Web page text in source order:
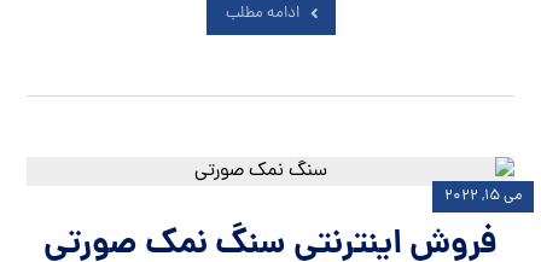
ادامه مطلب
فروش اینترنتی سنگ نمک صورتی
می ۱۵, ۲۰۲۲